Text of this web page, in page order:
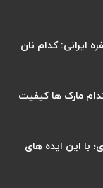
ایرانی: کدام نان
مارک ها کیفیت
با این ایده های